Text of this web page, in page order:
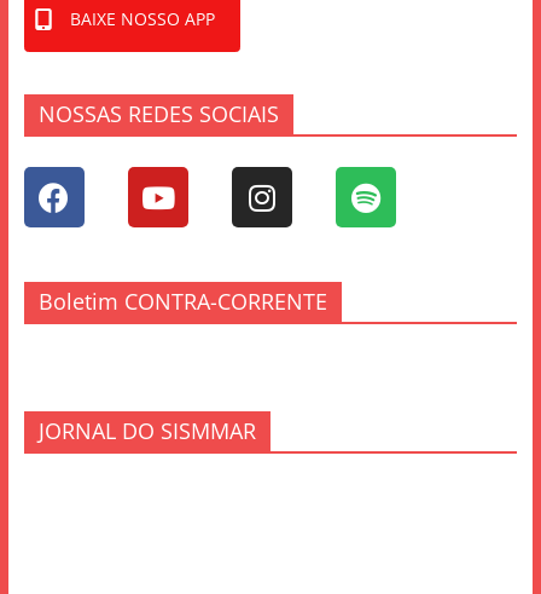
BAIXE NOSSO APP
NOSSAS REDES SOCIAIS
Boletim CONTRA-CORRENTE
JORNAL DO SISMMAR